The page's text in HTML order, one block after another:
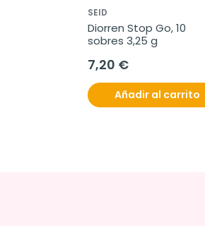
SEID
Diorren Stop Go, 10
sobres 3,25 g
7,20 €
Añadir al carrito